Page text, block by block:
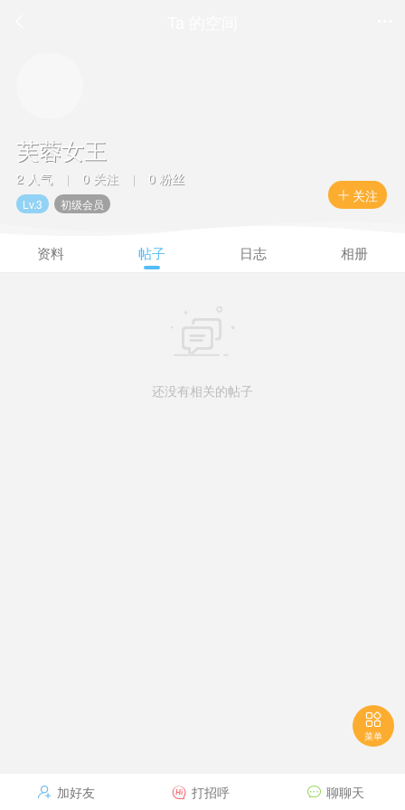
 关注
芙蓉女王
2 人气 | 0 关注 | 0 粉丝
Lv.3 初级会员
资料 帖子 日志 相册
还没有相关的帖子
 加好友  打招呼  聊聊天

菜单